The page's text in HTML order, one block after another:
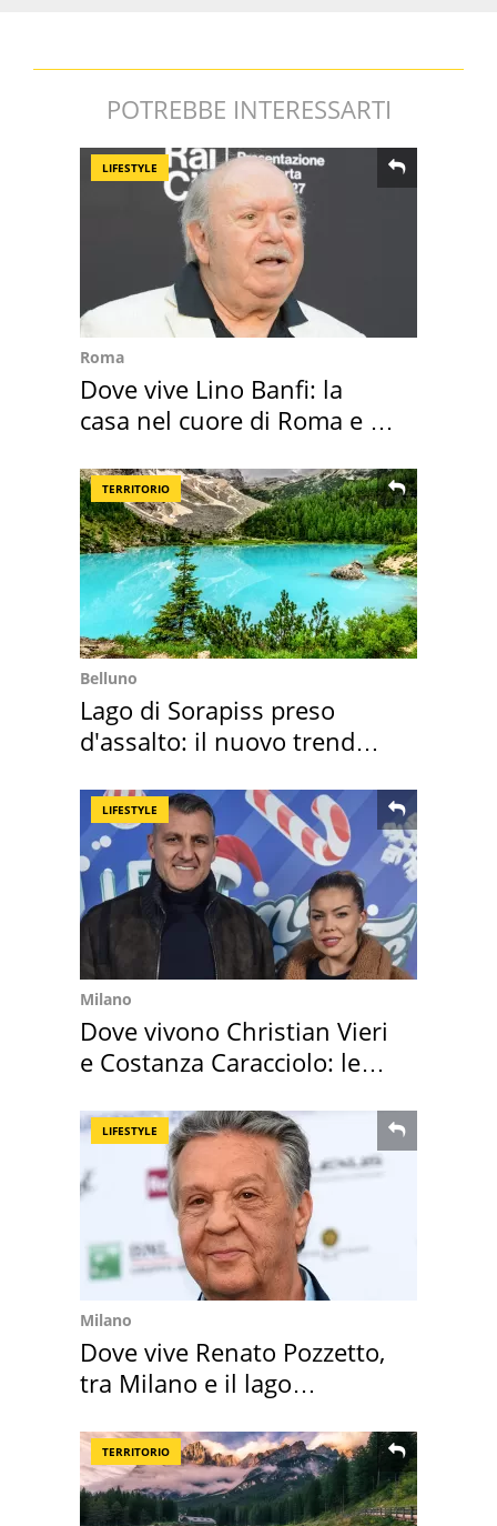
POTREBBE INTERESSARTI
LIFESTYLE
Roma
Dove vive Lino Banfi: la
casa nel cuore di Roma e i
TERRITORIO
Belluno
Lago di Sorapiss preso
d'assalto: il nuovo trend
LIFESTYLE
Milano
Dove vivono Christian Vieri
e Costanza Caracciolo: le
LIFESTYLE
Milano
Dove vive Renato Pozzetto,
tra Milano e il lago
TERRITORIO